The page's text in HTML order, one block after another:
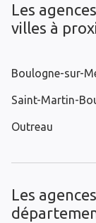
Les
villes à
Boulogne-sur-
Saint-Martin-
Outreau
Les